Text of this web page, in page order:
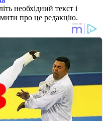
необхідний текст і
про це редакцію.